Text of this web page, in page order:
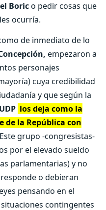
Borico pedir cosas que
ocurría.
de inmediato de lo
empezaron a
personajes
cuya credibilidad
y que según la
los deja como la
la República con
grupo -congresistas-
por el elevado sueldo
parlamentarias) y no
o debieran
pensando en el
contingentes